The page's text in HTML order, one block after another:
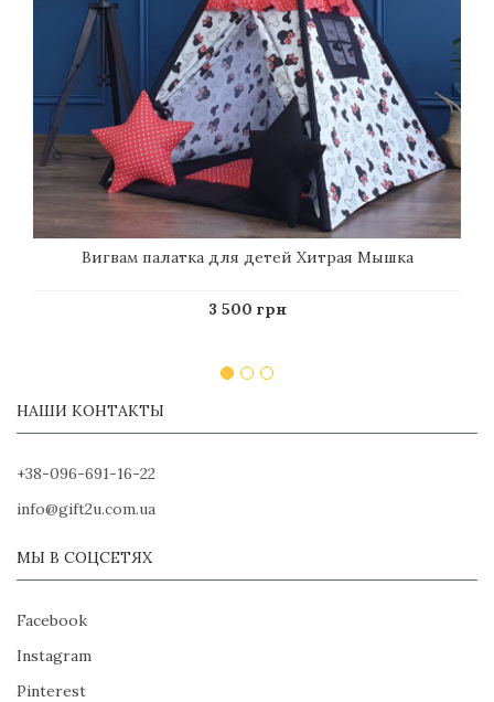
Вигвам палатка для детей Хитрая Мышка
3 500 грн
НАШИ КОНТАКТЫ
+38-096-691-16-22
info@gift2u.com.ua
МЫ В СОЦСЕТЯХ
Facebook
Instagram
Pinterest